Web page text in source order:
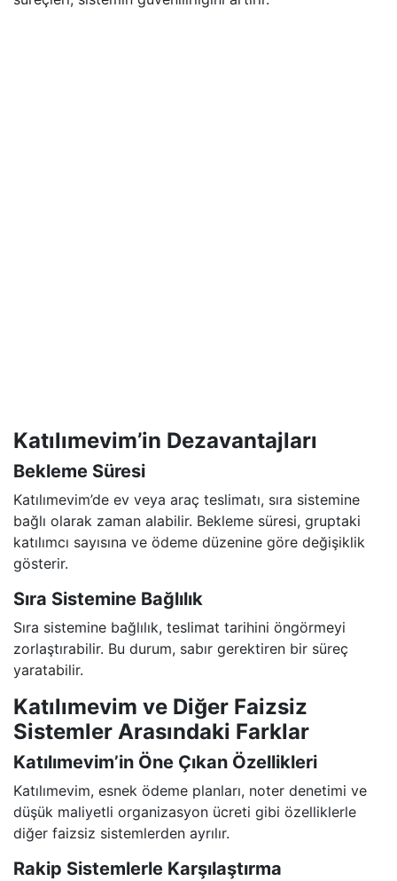
Katılımevim’in Dezavantajları
Bekleme Süresi
Katılımevim’de ev veya araç teslimatı, sıra sistemine
bağlı olarak zaman alabilir. Bekleme süresi, gruptaki
katılımcı sayısına ve ödeme düzenine göre değişiklik
gösterir.
Sıra Sistemine Bağlılık
Sıra sistemine bağlılık, teslimat tarihini öngörmeyi
zorlaştırabilir. Bu durum, sabır gerektiren bir süreç
yaratabilir.
Katılımevim ve Diğer Faizsiz
Sistemler Arasındaki Farklar
Katılımevim’in Öne Çıkan Özellikleri
Katılımevim, esnek ödeme planları, noter denetimi ve
düşük maliyetli organizasyon ücreti gibi özelliklerle
diğer faizsiz sistemlerden ayrılır.
Rakip Sistemlerle Karşılaştırma